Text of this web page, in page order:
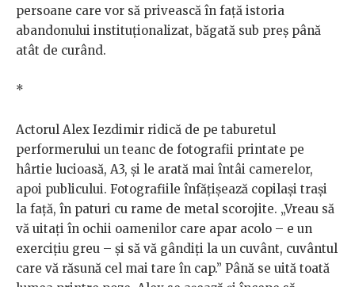
persoane care vor să privească în față istoria
abandonului instituționalizat, băgată sub preș până
atât de curând.
*
Actorul Alex Iezdimir ridică de pe taburetul
performerului un teanc de fotografii printate pe
hârtie lucioasă, A3, și le arată mai întâi camerelor,
apoi publicului. Fotografiile înfățișează copilași trași
la față, în paturi cu rame de metal scorojite. „Vreau să
vă uitați în ochii oamenilor care apar acolo – e un
exercițiu greu – și să vă gândiți la un cuvânt, cuvântul
care vă răsună cel mai tare în cap.” Până se uită toată